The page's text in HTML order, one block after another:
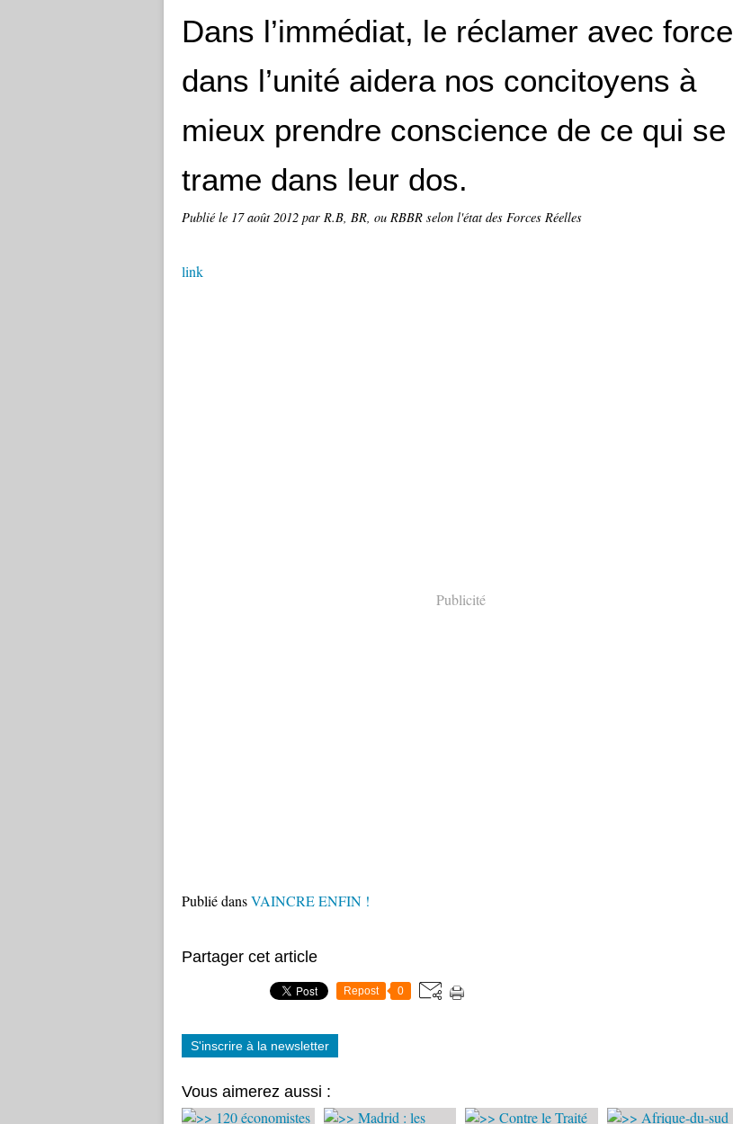
Dans l’immédiat, le réclamer avec force
dans l’unité aidera nos concitoyens à
mieux prendre conscience de ce qui se
trame dans leur dos.
Publié le 17 août 2012 par R.B, BR, ou RBBR selon l'état des Forces Réelles
link
Publicité
Publié dansVAINCRE ENFIN !
Partager cet article
Repost 0
S'inscrire à la newsletter
Vous aimerez aussi :